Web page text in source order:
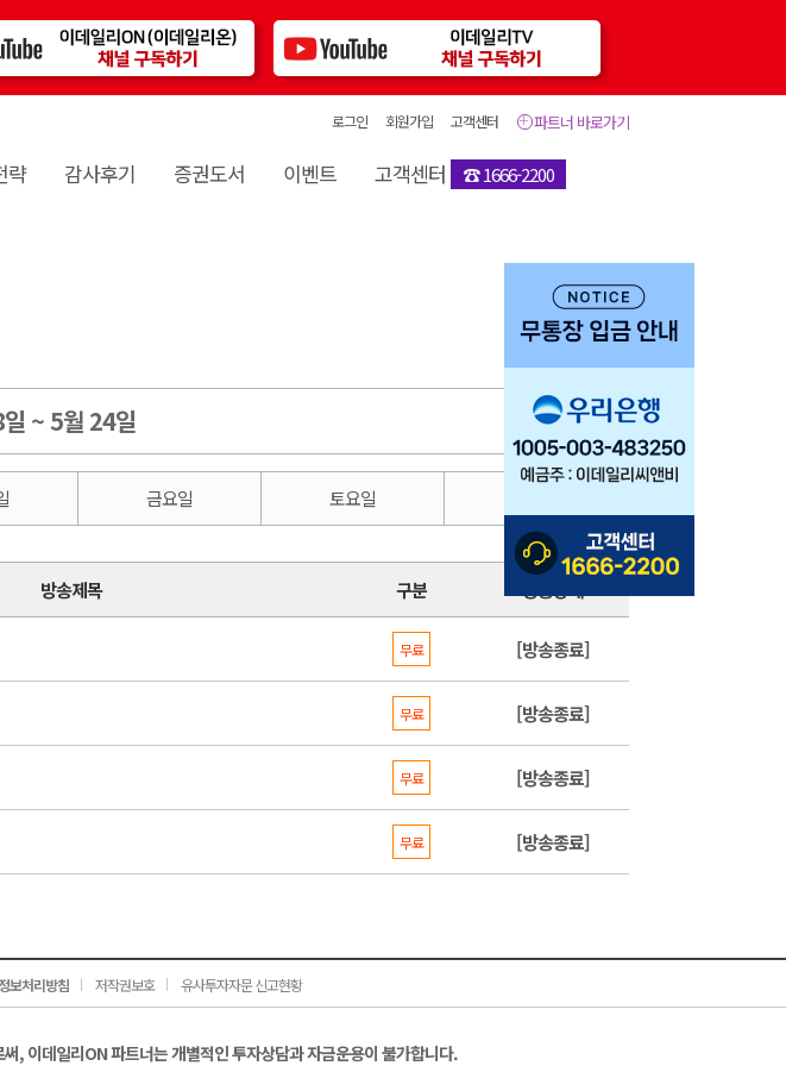
파트너 바로가기
로그인 회원가입 고객센터
략 감사후기 증권도서 이벤트 고객센터 ☎ 1666-2200
~ 5월 24일
금요일 토요일
방송제목 구분
무료 [방송종료]
무료 [방송종료]
무료 [방송종료]
무료 [방송종료]
보처리방침 저작권보호 유사투자자문 신고현황
, 이데일리ON 파트너는 개별적인 투자상담과 자금운용이 불가합니다.